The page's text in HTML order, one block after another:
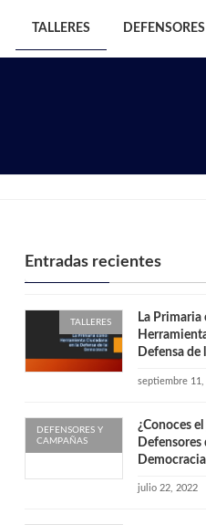
TALLERES
Entradas recientes
TALLERES
La Primaria
Defensa de
septiembre 11,
DEFENSORES Y
CAMPAÑAS
¿Conoces
Defensores
julio 22, 2022